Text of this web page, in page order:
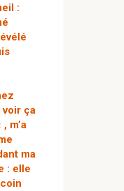
:
voir ça
m’a
ma
: elle